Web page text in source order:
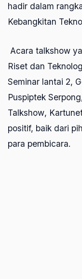
hadir dalam
Kebangkitan
Acara talkshow
Riset dan
Seminar lantai 2,
Puspiptek
Talkshow,
positif, baik dari
para pembicara.